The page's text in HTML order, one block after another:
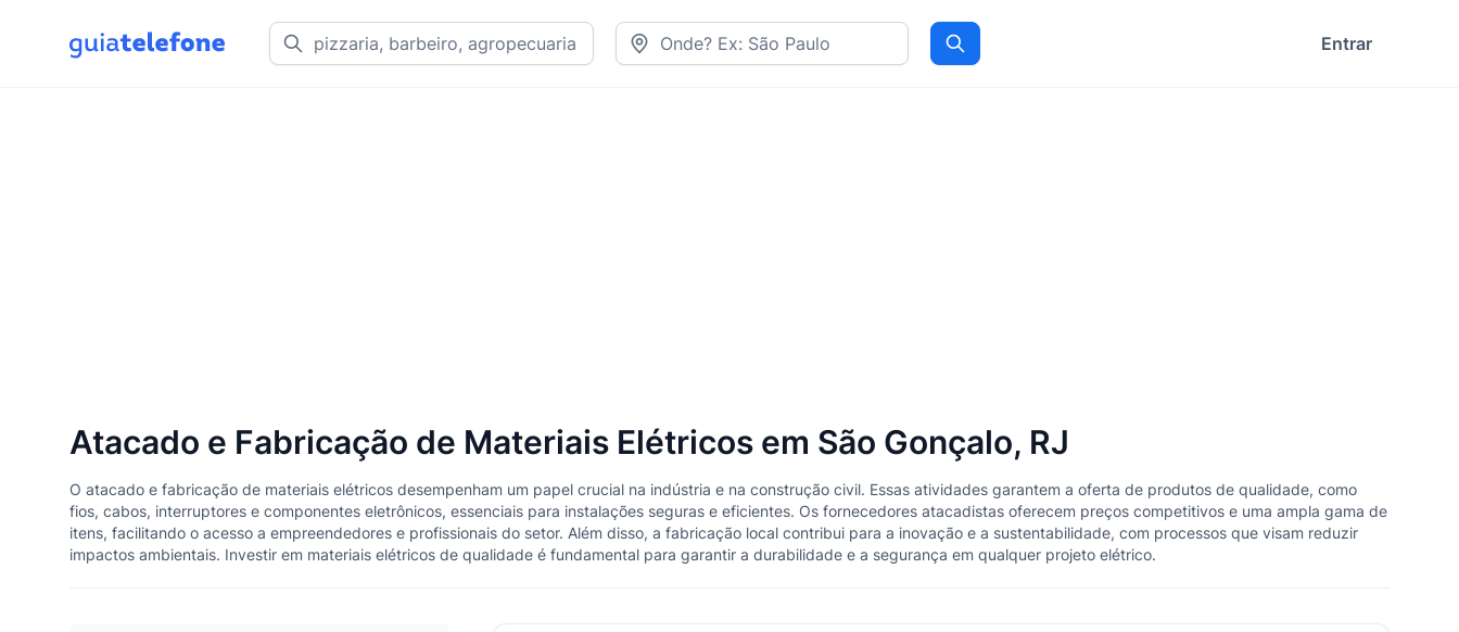
Procurar Entrar
Atacado e Fabricação de Materiais Elétricos em São Gonçalo, RJ
O atacado e fabricação de materiais elétricos desempenham um papel crucial na indústria e na construção civil. Essas atividades garantem a oferta de produtos de qualidade, como
fios, cabos, interruptores e componentes eletrônicos, essenciais para instalações seguras e eficientes. Os fornecedores atacadistas oferecem preços competitivos e uma ampla gama de
itens, facilitando o acesso a empreendedores e profissionais do setor. Além disso, a fabricação local contribui para a inovação e a sustentabilidade, com processos que visam reduzir
impactos ambientais. Investir em materiais elétricos de qualidade é fundamental para garantir a durabilidade e a segurança em qualquer projeto elétrico.